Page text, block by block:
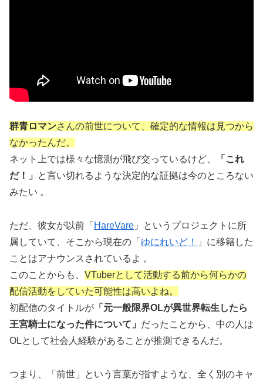
群青ロマンさんの前世について、確定的な情報は見つから
なかったんだ。
ネット上では様々な憶測が飛び交っているけど、
「これ
だ！」
と言い切れるような決定的な証拠は今のところない
みたい 。
ただ、彼女が以前「 HareVare 」というプロジェクトに所
属していて、そこから現在の「 ゆにれいど！
」に移籍した
ことはアナウンスされているよ 。
このことからも、 VTuberとして活動する前から何らかの
配信活動をしていた可能性は高いよね。
初配信のタイトルが 「元一般限界OLが異世界転生したら
王宮騎士になった件について」 だったことから、中の人は
OLとして社会人経験があることが推測できるんだ。
つまり、「前世」という言葉が指すような、全く別のキャ